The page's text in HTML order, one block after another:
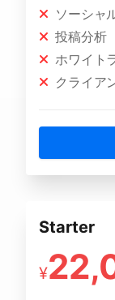
ソーシャ
投稿分析
ホワイト
クライア
Starter
¥